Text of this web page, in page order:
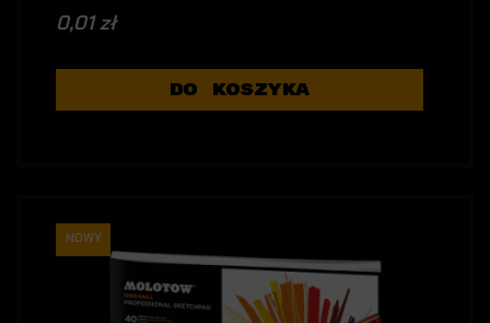
0,01 zł
DO KOSZYKA
NOWY